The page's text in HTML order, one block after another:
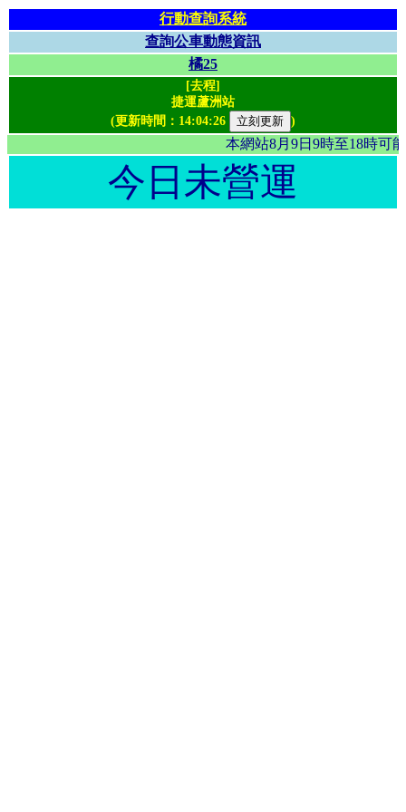
行動查詢系統
查詢公車動態資訊
橘25
[去程]
捷運蘆洲站
(更新時間： 14:04:26 )
本網站8月9日9時至18
今日未營運